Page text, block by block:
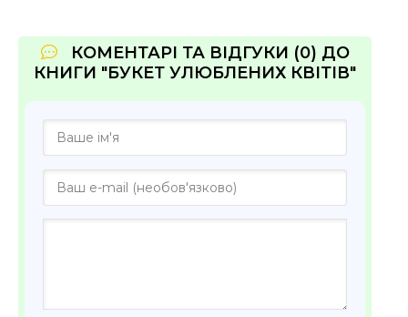
КОМЕНТАРІ ТА ВІДГУКИ (0) ДО
КНИГИ "БУКЕТ УЛЮБЛЕНИХ КВІТІВ"